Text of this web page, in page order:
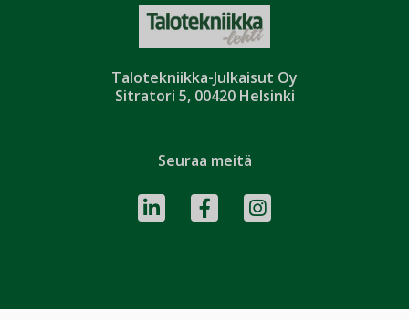
Talotekniikka-Julkaisut Oy
Sitratori 5, 00420 Helsinki
Seuraa meitä